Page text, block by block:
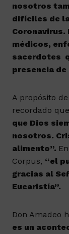
nosotros
difíciles de
Coronavirus.
médicos,
sacerdotes
presencia
A propósito
recordado
que Dios
nosotros.
alimento”.
Corpus, “el
gracias al
Eucaristía”.
Don Amadeo
es un